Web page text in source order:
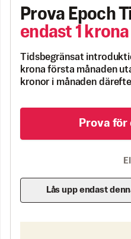
Prova Epoch
endast 1 krona
Tidsbegränsat
krona första månaden
kronor i månaden
Prova för
Lås upp endast